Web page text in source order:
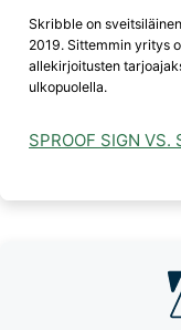
Skribble on
2019. Sittemmin yritys
allekirjoitusten
ulkopuolella.
SPROOF SIGN VS.